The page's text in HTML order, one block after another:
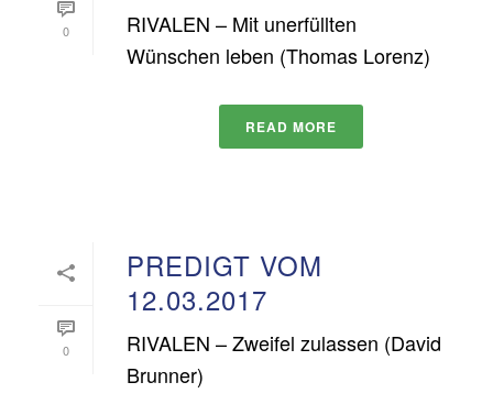
0
RIVALEN – Mit unerfüllten
Wünschen leben (Thomas Lorenz)
READ MORE
0
PREDIGT VOM
12.03.2017
RIVALEN – Zweifel zulassen (David
Brunner)